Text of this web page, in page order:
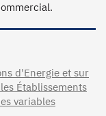
d'Energie et sur
Établissements
variables